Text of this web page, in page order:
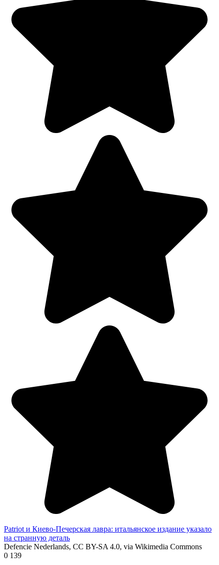
Patriot и Киево-Печерская лавра: итальянское издание указало
на странную деталь
Defencie Nederlands, CC BY-SA 4.0, via Wikimedia Commons
0 139